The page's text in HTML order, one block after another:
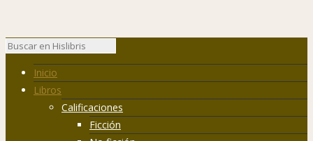
Inicio
Libros
Calificaciones
Ficción